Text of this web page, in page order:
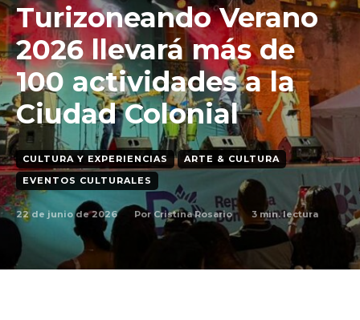
Turizoneando Verano
2026 llevará más de
100 actividades a la
Ciudad Colonial
CULTURA Y EXPERIENCIAS
ARTE & CULTURA
EVENTOS CULTURALES
22 de junio de 2026 Por Cristina Rosario 3 min. lectura